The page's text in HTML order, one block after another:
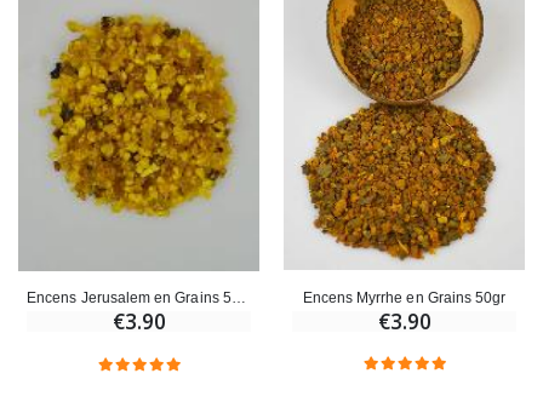
Encens Jerusalem en Grains 50gr
€3.90
Encens Myrrhe en Grains 50gr
€3.90